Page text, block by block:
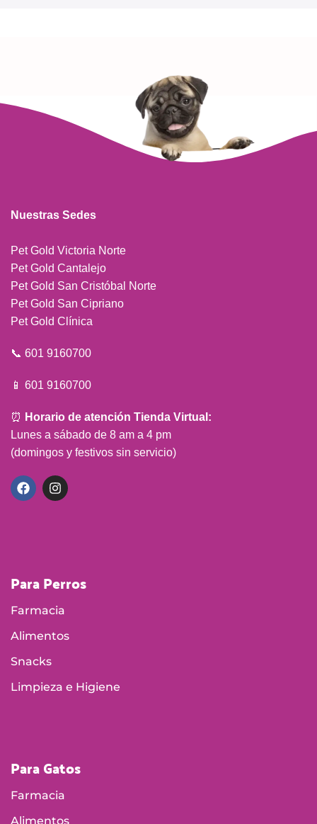
Nuestras Sedes
Pet Gold Victoria Norte
Pet Gold Cantalejo
Pet Gold San Cristóbal Norte
Pet Gold San Cipriano
Pet Gold Clínica
📞 601 9160700
📱 601 9160700
⏰ Horario de atención Tienda Virtual:
Lunes a sábado de 8 am a 4 pm
(domingos y festivos sin servicio)
Para Perros
Farmacia
Alimentos
Snacks
Limpieza e Higiene
Para Gatos
Farmacia
Alimentos